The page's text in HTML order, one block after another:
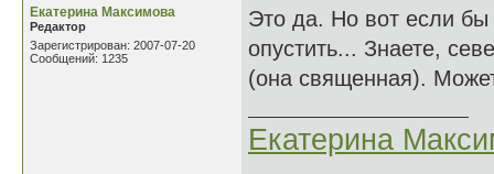
Екатерина Максимова
Редактор
Зарегистрирован: 2007-07-20
Сообщений: 1235
Это да. Но вот если бы
опустить... Знаете,
(она священная).
Екатерина